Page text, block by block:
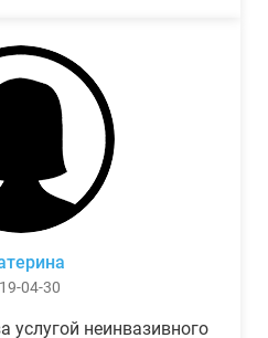
04-30
неинвазивного